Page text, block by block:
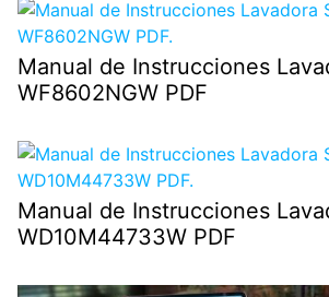
Manual de Instrucciones
WF8602NGW PDF
Manual de Instrucciones
WD10M44733W PDF